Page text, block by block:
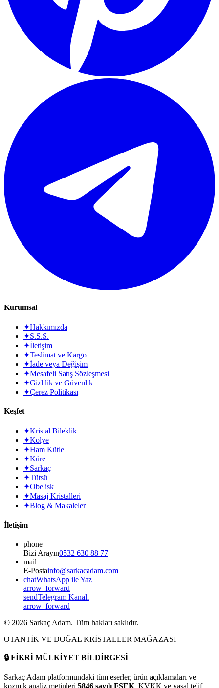
Kurumsal
✦Hakkımızda
✦S.S.S.
✦İletişim
✦Teslimat ve Kargo
✦İade veya Değişim
✦Mesafeli Satış Sözleşmesi
✦Gizlilik ve Güvenlik
✦Çerez Politikası
Keşfet
✦Kristal Bileklik
✦Kolye
✦Ham Kütle
✦Küre
✦Sarkaç
✦Tütsü
✦Obelisk
✦Masaj Kristalleri
✦Blog & Makaleler
İletişim
phone
Bizi Arayın0532 630 88 77
mail
E-Postainfo@sarkacadam.com
chatWhatsApp ile Yaz
arrow_forward
sendTelegram Kanalı
arrow_forward
© 2026 Sarkaç Adam. Tüm hakları saklıdır.
OTANTİK VE DOĞAL KRİSTALLER MAĞAZASI
🔒FİKRİ MÜLKİYET BİLDİRGESİ
Sarkaç Adam platformundaki tüm eserler, ürün açıklamaları ve
kozmik analiz metinleri 5846 sayılı FSEK, KVKK ve yasal telif